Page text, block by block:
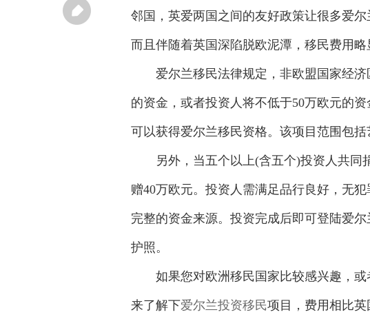
邻国，英爱两国之间的友好政策让很多爱
而且伴随着英国深陷脱欧泥潭，移民费用
爱尔兰移民法律规定，非欧盟国家经济
的资金，或者投资人将不低于50万欧元的
可以获得爱尔兰移民资格。该项目范围包
另外，当五个以上(含五个)投资人共同
赠40万欧元。投资人需满足品行良好，无
完整的资金来源。投资完成后即可登陆爱
护照。
如果您对欧洲移民国家比较感兴趣，或
来了解下爱尔兰投资移民项目，费用相比